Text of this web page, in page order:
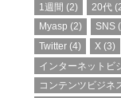
1週間 (2) 20代
Myasp (2) SNS
Twitter (4) X (3)
インターネットビ
コンテンツビジネ